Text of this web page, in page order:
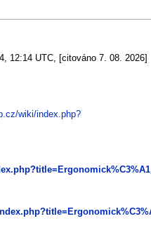
12:14 UTC, [citováno 7. 08. 2026]
wiki/index.php?